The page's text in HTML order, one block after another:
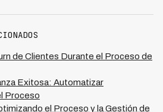
Al usar una plataforma multi-
está implementada en 7 países
que se adaptan
regulatorios específicos
la tarea de mantener
se documenta cada gestión de
de Clientes Durante el Proceso de
Exitosa: Automatizar
Proceso
el Proceso y la Gestión de